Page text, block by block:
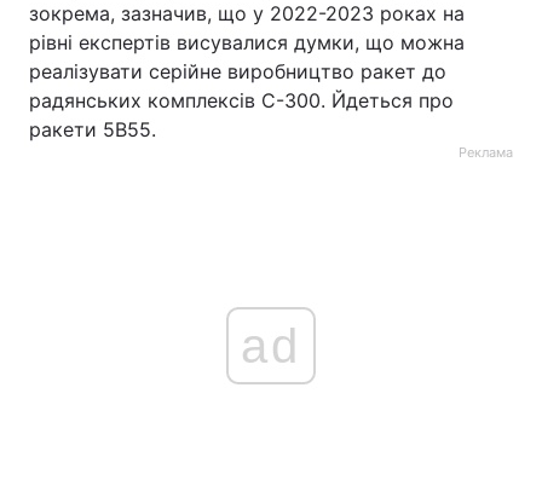
зокрема, зазначив, що у 2022-2023 роках на
рівні експертів висувалися думки, що можна
реалізувати серійне виробництво ракет до
радянських комплексів С-300. Йдеться про
ракети 5В55.
Реклама
ad